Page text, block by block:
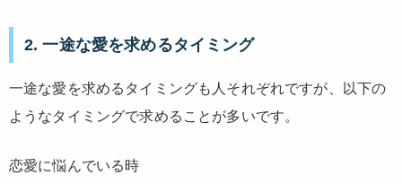
2. 一途な愛を求めるタイミング
一途な愛を求めるタイミングも人それぞれですが、以下の
ようなタイミングで求めることが多いです。
恋愛に悩んでいる時